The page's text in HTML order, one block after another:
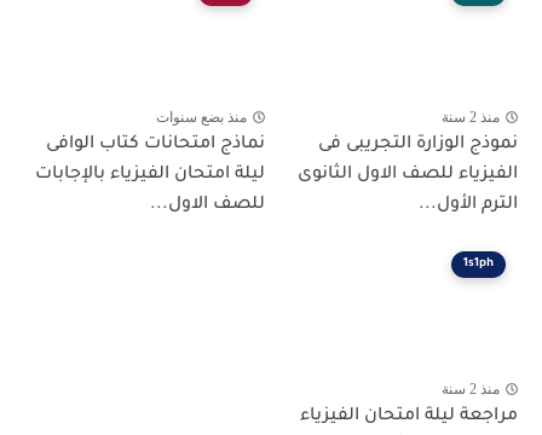
منذ 2 سنة
نموذج الوزارة التجريبى فى
الفيزياء للصف الاول الثانوى
الترم الأول...
منذ بضع سنوات
نماذج امتحانات كتاب الوافى
ليلة امتحان الفيزياء بالإجابات
للصف الاول...
1s1ph
منذ 2 سنة
مراجعة ليلة امتحان الفيزياء